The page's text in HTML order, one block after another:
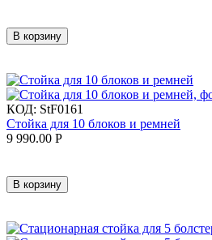
В корзину
КОД: StF0161
Cтойка для 10 блоков и ремней
9 990.00 Р
В корзину